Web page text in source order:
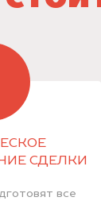
СДЕЛКИ
все